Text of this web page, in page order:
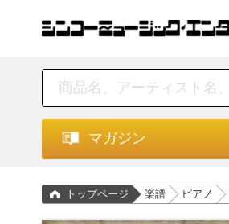
マガジン
トップページ 楽譜 ピアノ